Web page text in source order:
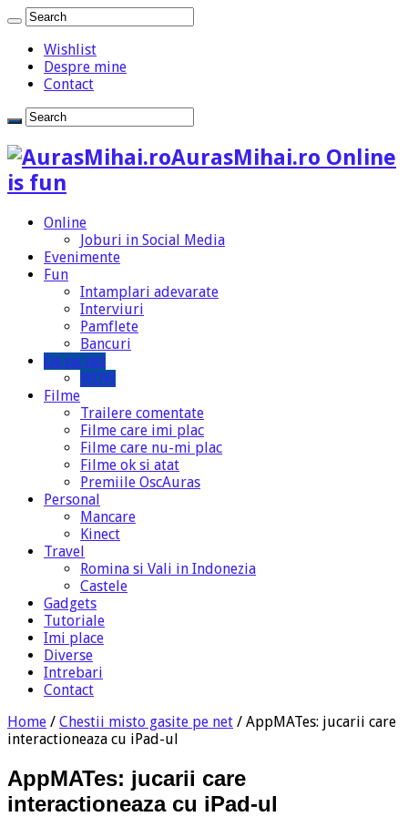
Wishlist
Despre mine
Contact
AurasMihai.ro Online
is fun
Online
Joburi in Social Media
Evenimente
Fun
Intamplari adevarate
Interviuri
Pamflete
Bancuri
De pe net
WOW
Filme
Trailere comentate
Filme care imi plac
Filme care nu-mi plac
Filme ok si atat
Premiile OscAuras
Personal
Mancare
Kinect
Travel
Romina si Vali in Indonezia
Castele
Gadgets
Tutoriale
Imi place
Diverse
Intrebari
Contact
Home / Chestii misto gasite pe net / AppMATes: jucarii care
interactioneaza cu iPad-ul
AppMATes: jucarii care
interactioneaza cu iPad-ul